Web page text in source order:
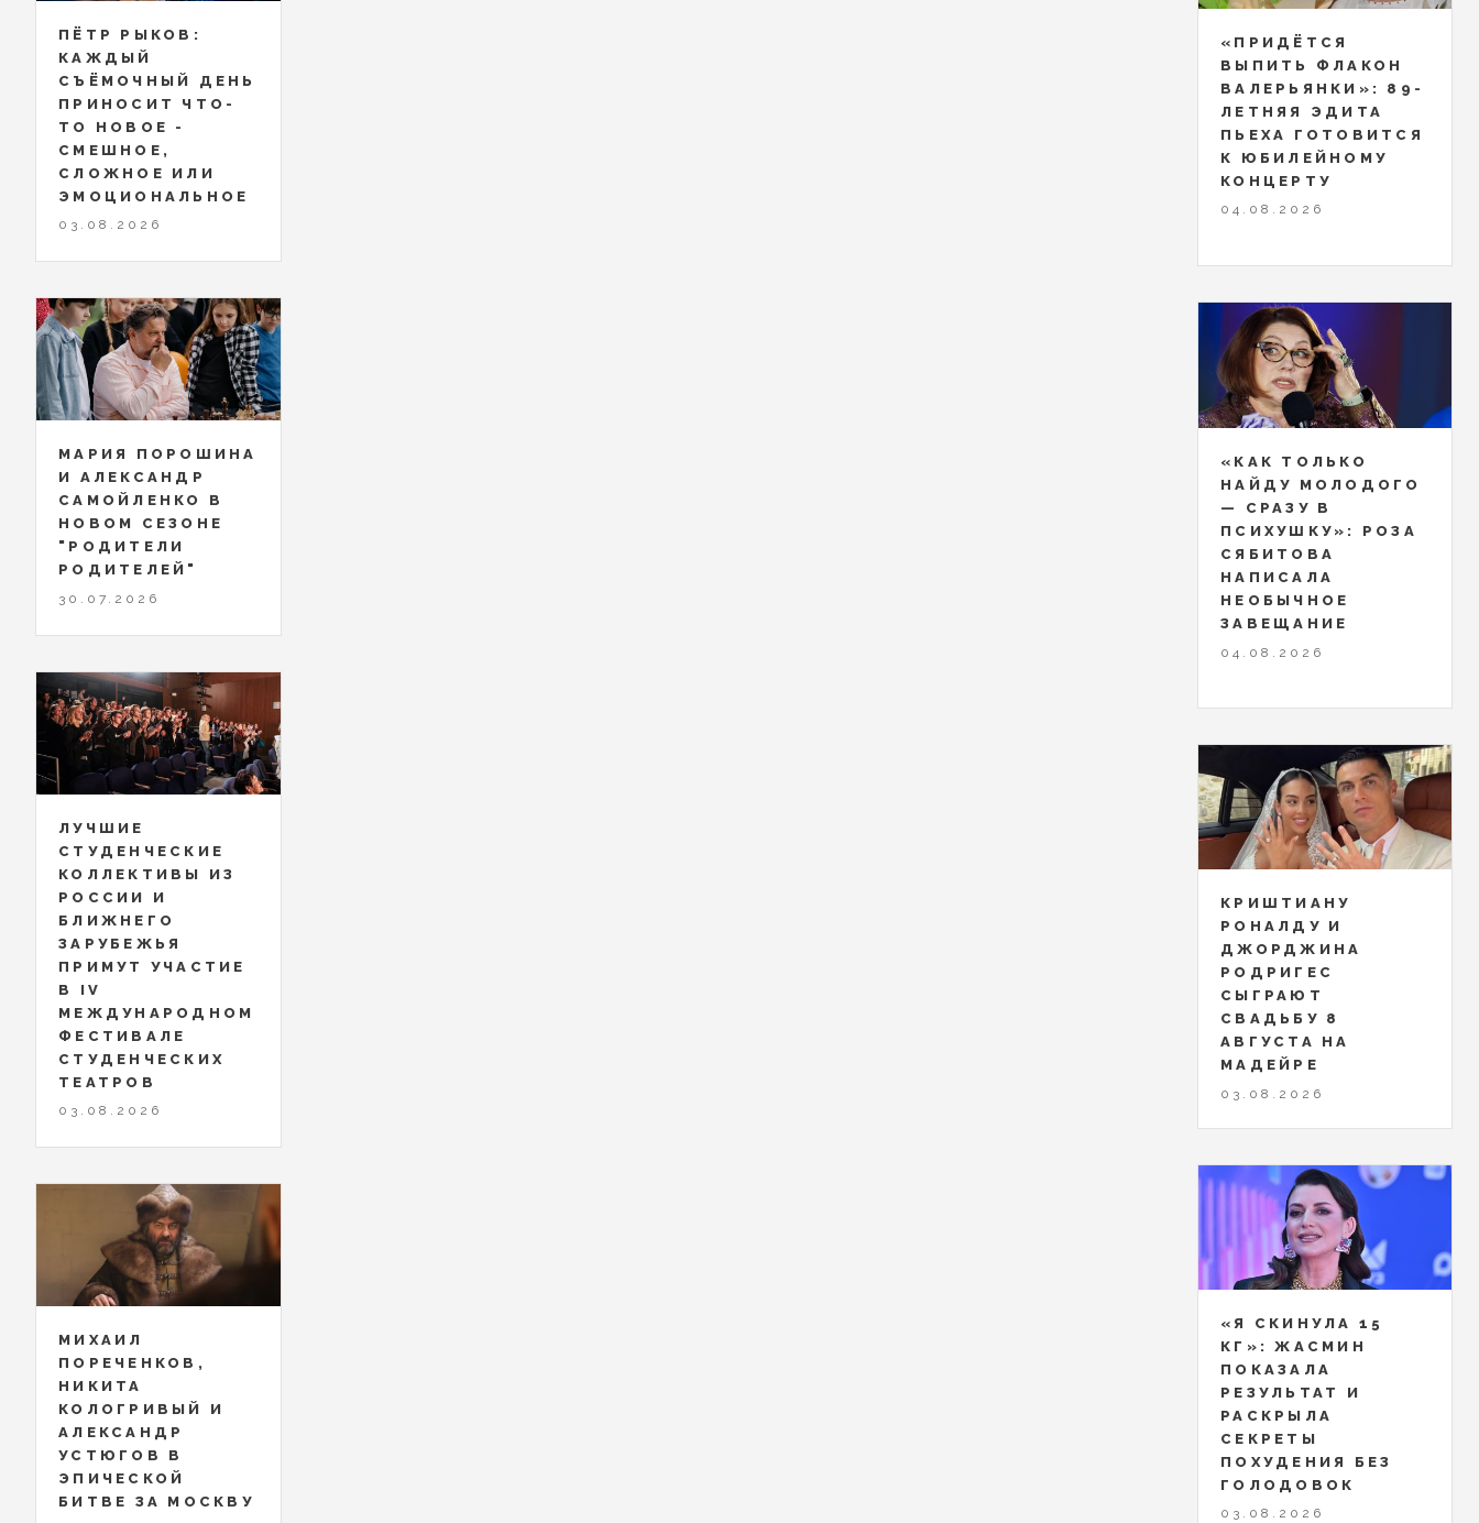
ПЁТР РЫКОВ:
КАЖДЫЙ
СЪЁМОЧНЫЙ ДЕНЬ
ПРИНОСИТ ЧТО-
ТО НОВОЕ -
СМЕШНОЕ,
СЛОЖНОЕ ИЛИ
ЭМОЦИОНАЛЬНОЕ
03.08.2026
МАРИЯ ПОРОШИНА
И АЛЕКСАНДР
САМОЙЛЕНКО В
НОВОМ СЕЗОНЕ
"РОДИТЕЛИ
РОДИТЕЛЕЙ"
30.07.2026
ЛУЧШИЕ
СТУДЕНЧЕСКИЕ
КОЛЛЕКТИВЫ ИЗ
РОССИИ И
БЛИЖНЕГО
ЗАРУБЕЖЬЯ
ПРИМУТ УЧАСТИЕ
В IV
МЕЖДУНАРОДНОМ
ФЕСТИВАЛЕ
СТУДЕНЧЕСКИХ
ТЕАТРОВ
03.08.2026
МИХАИЛ
ПОРЕЧЕНКОВ,
НИКИТА
КОЛОГРИВЫЙ И
АЛЕКСАНДР
УСТЮГОВ В
ЭПИЧЕСКОЙ
БИТВЕ ЗА МОСКВУ
«ПРИДЁТСЯ
ВЫПИТЬ ФЛАКОН
ВАЛЕРЬЯНКИ»: 89-
ЛЕТНЯЯ ЭДИТА
ПЬЕХА ГОТОВИТСЯ
К ЮБИЛЕЙНОМУ
КОНЦЕРТУ
04.08.2026
«КАК ТОЛЬКО
НАЙДУ МОЛОДОГО
— СРАЗУ В
ПСИХУШКУ»: РОЗА
СЯБИТОВА
НАПИСАЛА
НЕОБЫЧНОЕ
ЗАВЕЩАНИЕ
04.08.2026
КРИШТИАНУ
РОНАЛДУ И
ДЖОРДЖИНА
РОДРИГЕС
СЫГРАЮТ
СВАДЬБУ 8
АВГУСТА НА
МАДЕЙРЕ
03.08.2026
«Я СКИНУЛА 15
КГ»: ЖАСМИН
ПОКАЗАЛА
РЕЗУЛЬТАТ И
РАСКРЫЛА
СЕКРЕТЫ
ПОХУДЕНИЯ БЕЗ
ГОЛОДОВОК
03.08.2026